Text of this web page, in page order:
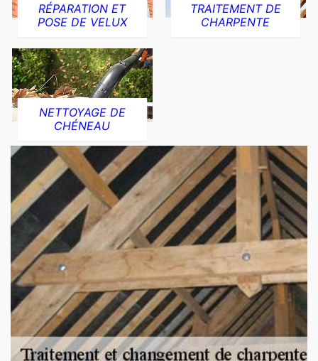
RÉPARATION ET
POSE DE VELUX
TRAITEMENT DE
CHARPENTE
NETTOYAGE DE
CHÉNEAU